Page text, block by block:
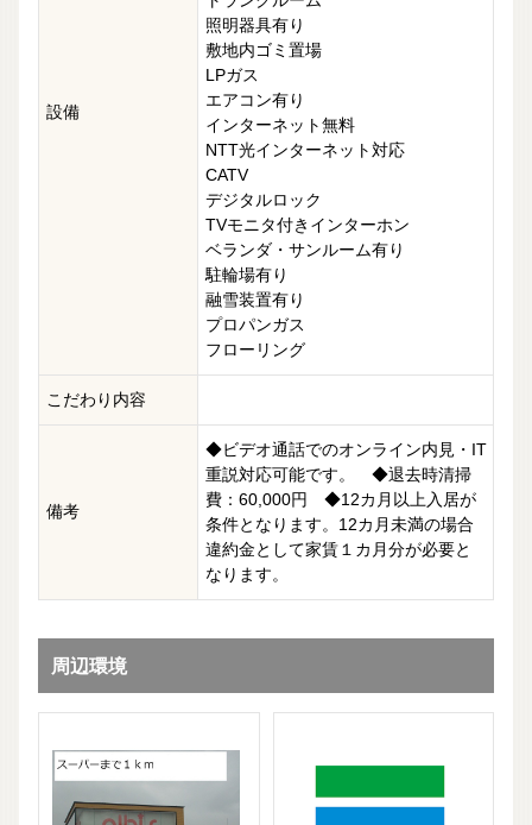
設備
照明器具有り
敷地内ゴミ置場
LPガス
エアコン有り
インターネット無料
NTT光インターネット対応
CATV
デジタルロック
TVモニタ付きインターホン
ベランダ・サンルーム有り
駐輪場有り
融雪装置有り
プロパンガス
フローリング
こだわり内容
備考
◆ビデオ通話でのオンライン内見・IT
重説対応可能です。 ◆退去時清掃
費：60,000円 ◆12カ月以上入居が
条件となります。12カ月未満の場合
違約金として家賃１カ月分が必要と
なります。
周辺環境